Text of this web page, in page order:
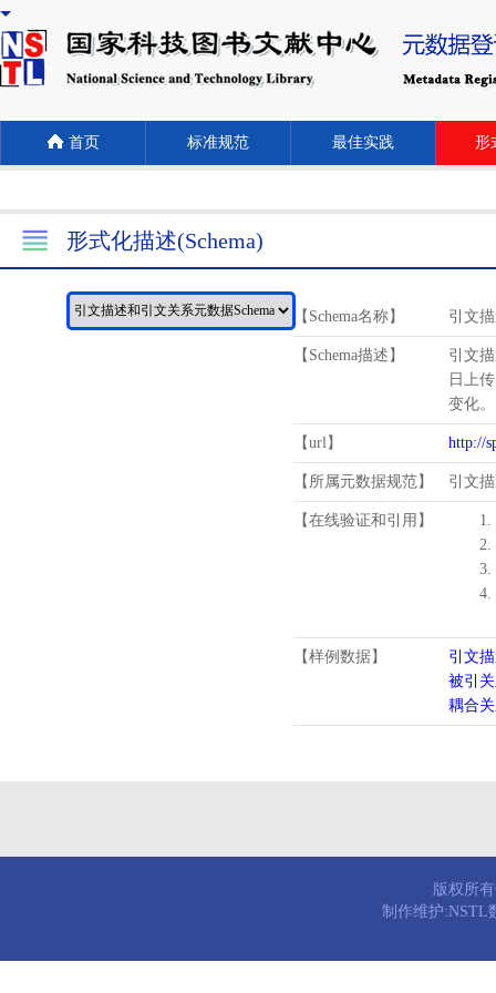
首页 标准规范 最佳实践 形
形式化描述(Schema)
【Schema名称】 引文
【Schema描述】
引文
日上
变化。
【url】 http://
【所属元数据规范】 引文
【在线验证和引用】
1.
2.
3.
4.
【样例数据】
引文
被引
耦合
版权所
制作维护:NSTL